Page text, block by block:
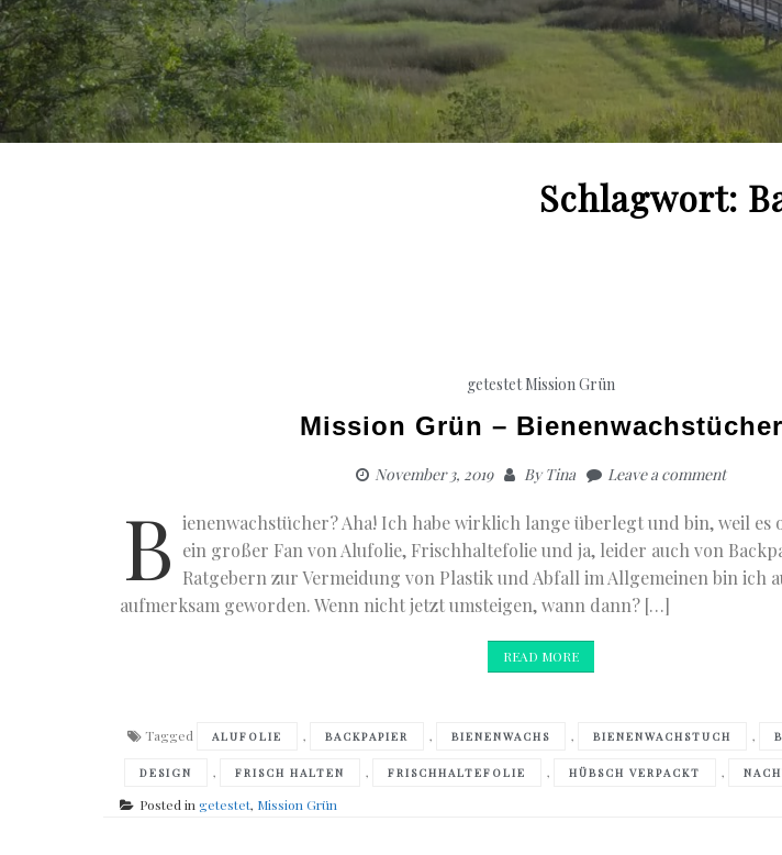
Schlagwort:
getestetMission Grün
Mission Grün – Bienenwachstücher
November 3, 2019 ByTina Leave a comment
B ienenwachstücher? Aha! Ich habe wirklich lange überlegt und bin, weil es
ein großer Fan von Alufolie, Frischhaltefolie und ja, leider auch von
Ratgebern zur Vermeidung von Plastik und Abfall im Allgemeinen bin ich
aufmerksam geworden. Wenn nicht jetzt umsteigen, wann dann? […]
READ MORE
Tagged ALUFOLIE , BACKPAPIER , BIENENWACHS , BIENENWACHSTUCH ,
DESIGN , FRISCH HALTEN , FRISCHHALTEFOLIE , HÜBSCH VERPACKT ,
Posted ingetestet, Mission Grün